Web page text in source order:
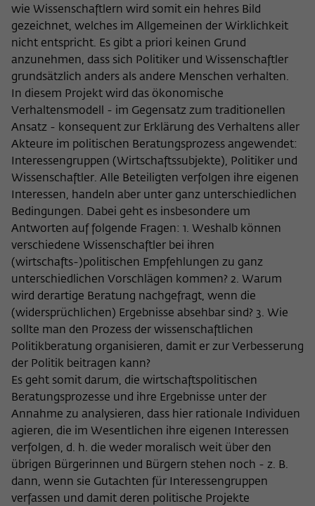
wie Wissenschaftlern wird somit ein hehres Bild
gezeichnet, welches im Allgemeinen der Wirklichkeit
nicht entspricht. Es gibt a priori keinen Grund
anzunehmen, dass sich Politiker und Wissenschaftler
grundsätzlich anders als andere Menschen verhalten.
In diesem Projekt wird das ökonomische
Verhaltensmodell - im Gegensatz zum traditionellen
Ansatz - konsequent zur Erklärung des Verhaltens aller
Akteure im politischen Beratungsprozess angewendet:
Interessengruppen (Wirtschaftssubjekte), Politiker und
Wissenschaftler. Alle Beteiligten verfolgen ihre eigenen
Interessen, handeln aber unter ganz unterschiedlichen
Bedingungen. Dabei geht es insbesondere um
Antworten auf folgende Fragen: 1. Weshalb können
verschiedene Wissenschaftler bei ihren
(wirtschafts-)politischen Empfehlungen zu ganz
unterschiedlichen Vorschlägen kommen? 2. Warum
wird derartige Beratung nachgefragt, wenn die
(widersprüchlichen) Ergebnisse absehbar sind? 3. Wie
sollte man den Prozess der wissenschaftlichen
Politikberatung organisieren, damit er zur Verbesserung
der Politik beitragen kann?
Es geht somit darum, die wirtschaftspolitischen
Beratungsprozesse und ihre Ergebnisse unter der
Annahme zu analysieren, dass hier rationale Individuen
agieren, die im Wesentlichen ihre eigenen Interessen
verfolgen, d. h. die weder moralisch weit über den
übrigen Bürgerinnen und Bürgern stehen noch - z. B.
dann, wenn sie Gutachten für Interessengruppen
verfassen und damit deren politische Projekte